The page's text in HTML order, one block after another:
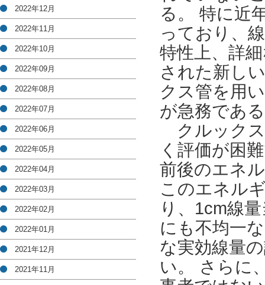
る。 特に近
っており、
特性上、詳
された新し
クス管を用
が急務であ
クルックス
く評価が困
前後のエネ
このエネル
り、1cm線
にも不均一
な実効線量
い。 さらに
2022年12月
2022年11月
2022年10月
2022年09月
2022年08月
2022年07月
2022年06月
2022年05月
2022年04月
2022年03月
2022年02月
2022年01月
2021年12月
2021年11月